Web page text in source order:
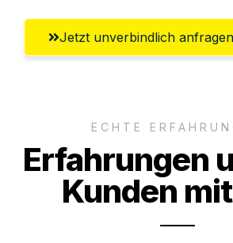
Jetzt unverbindlich anfragen
ECHTE
Erfahrungen
Kunden